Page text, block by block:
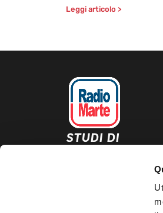
Leggi articolo >
STUDI DI
Via Comunale Tavernola,